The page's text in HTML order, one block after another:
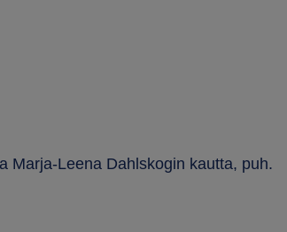
Marja-Leena Dahlskogin kautta, puh.